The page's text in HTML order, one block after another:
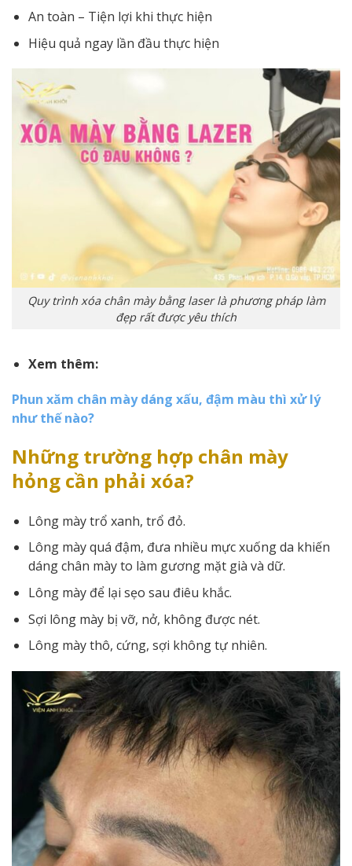
An toàn – Tiện lợi khi thực hiện
Hiệu quả ngay lần đầu thực hiện
Quy trình xóa chân mày bằng laser là phương pháp làm
đẹp rất được yêu thích
Xem thêm:
Phun xăm chân mày dáng xấu, đậm màu thì xử lý
như thế nào?
Những trường hợp chân mày
hỏng cần phải xóa?
Lông mày trổ xanh, trổ đỏ.
Lông mày quá đậm, đưa nhiều mực xuống da khiến
dáng chân mày to làm gương mặt già và dữ.
Lông mày để lại sẹo sau điêu khắc.
Sợi lông mày bị vỡ, nở, không được nét.
Lông mày thô, cứng, sợi không tự nhiên.